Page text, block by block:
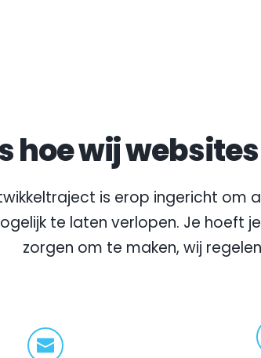
hoe wij
is erop ingericht om
te laten verlopen. Je hoeft
zorgen om te maken, wij